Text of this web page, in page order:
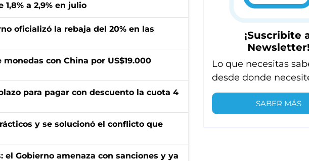
a 2,9% en julio
oficializó la rebaja del 20% en las
con China por US$19.000
para pagar con descuento la cuota 4
y se solucionó el conflicto que
el Gobierno amenaza con sanciones y ya
¡Suscribite
Lo que necesitas
desde donde
SABER MÁS